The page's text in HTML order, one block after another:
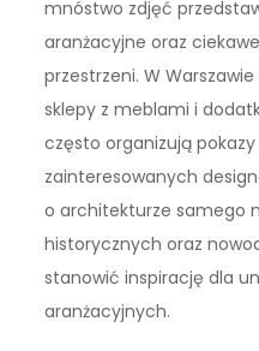
mnóstwo zdjęć
aranżacyjne oraz
przestrzeni. W
sklepy z meblami i
często organizują
zainteresowanych
o architekturze samego
historycznych oraz
stanowić inspirację dla
aranżacyjnych.